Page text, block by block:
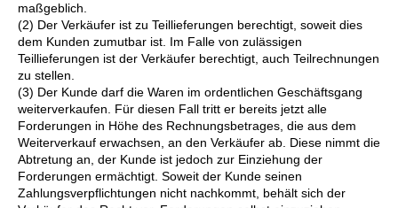
maßgeblich.
(2) Der Verkäufer ist zu Teillieferungen berechtigt, soweit dies
dem Kunden zumutbar ist. Im Falle von zulässigen
Teillieferungen ist der Verkäufer berechtigt, auch Teilrechnungen
zu stellen.
(3) Der Kunde darf die Waren im ordentlichen Geschäftsgang
weiterverkaufen. Für diesen Fall tritt er bereits jetzt alle
Forderungen in Höhe des Rechnungsbetrages, die aus dem
Weiterverkauf erwachsen, an den Verkäufer ab. Diese nimmt die
Abtretung an, der Kunde ist jedoch zur Einziehung der
Forderungen ermächtigt. Soweit der Kunde seinen
Zahlungsverpflichtungen nicht nachkommt, behält sich der